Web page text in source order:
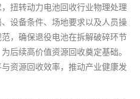
扭转动力电池回收行业物理处理
设备条件、场地要求以及人员操
，确保退役电池在拆解破碎环节
后续高价值资源回收奠定基础。
资源回收效率，推动产业健康发